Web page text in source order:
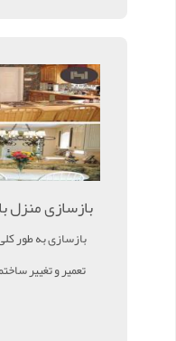
بازسازی منزل
بازسازی به طور
تعمیر و تغییر